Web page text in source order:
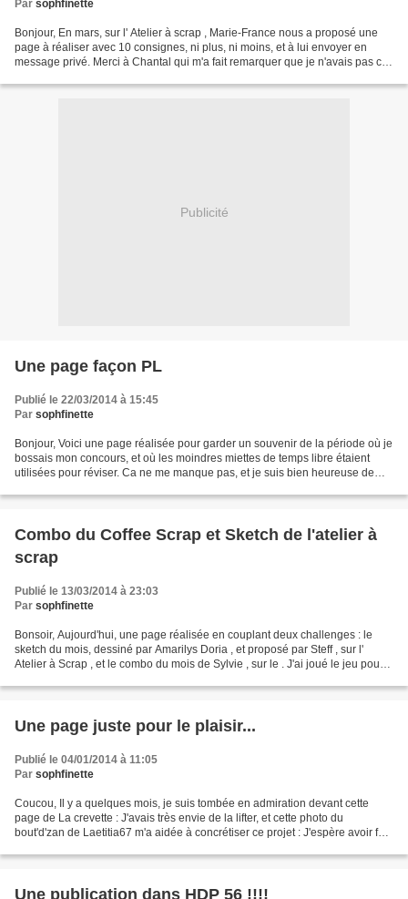
Par sophfinette
Bonjour, En mars, sur l' Atelier à scrap , Marie-France nous a proposé une
page à réaliser avec 10 consignes, ni plus, ni moins, et à lui envoyer en
message privé. Merci à Chantal qui m'a fait remarquer que je n'avais pas cité
Publicité
Une page façon PL
Publié le 22/03/2014 à 15:45
Par sophfinette
Bonjour, Voici une page réalisée pour garder un souvenir de la période où je
bossais mon concours, et où les moindres miettes de temps libre étaient
utilisées pour réviser. Ca ne me manque pas, et je suis bien heureuse de
Combo du Coffee Scrap et Sketch de l'atelier à
scrap
Publié le 13/03/2014 à 23:03
Par sophfinette
Bonsoir, Aujourd'hui, une page réalisée en couplant deux challenges : le
sketch du mois, dessiné par Amarilys Doria , et proposé par Steff , sur l'
Atelier à Scrap , et le combo du mois de Sylvie , sur le . J'ai joué le jeu pour
Une page juste pour le plaisir...
Publié le 04/01/2014 à 11:05
Par sophfinette
Coucou, Il y a quelques mois, je suis tombée en admiration devant cette
page de La crevette : J'avais très envie de la lifter, et cette photo du
bout'd'zan de Laetitia67 m'a aidée à concrétiser ce projet : J'espère avoir fait
Une publication dans HDP 56 !!!!